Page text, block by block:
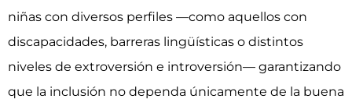
niñas con diversos perfiles —como aquellos con
discapacidades, barreras lingüísticas o distintos
niveles de extroversión e introversión— garantizando
que la inclusión no dependa únicamente de la buena